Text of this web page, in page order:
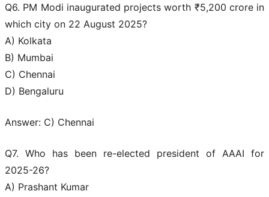
Q6. PM Modi inaugurated projects worth ₹5,200 crore in
which city on 22 August 2025?
A) Kolkata
B) Mumbai
C) Chennai
D) Bengaluru
Answer: C) Chennai
Q7. Who has been re-elected president of AAAI for
2025-26?
A) Prashant Kumar